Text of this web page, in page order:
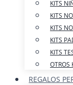
KITS
KITS
KITS
KITS
KITS
OTROS
REGALOS